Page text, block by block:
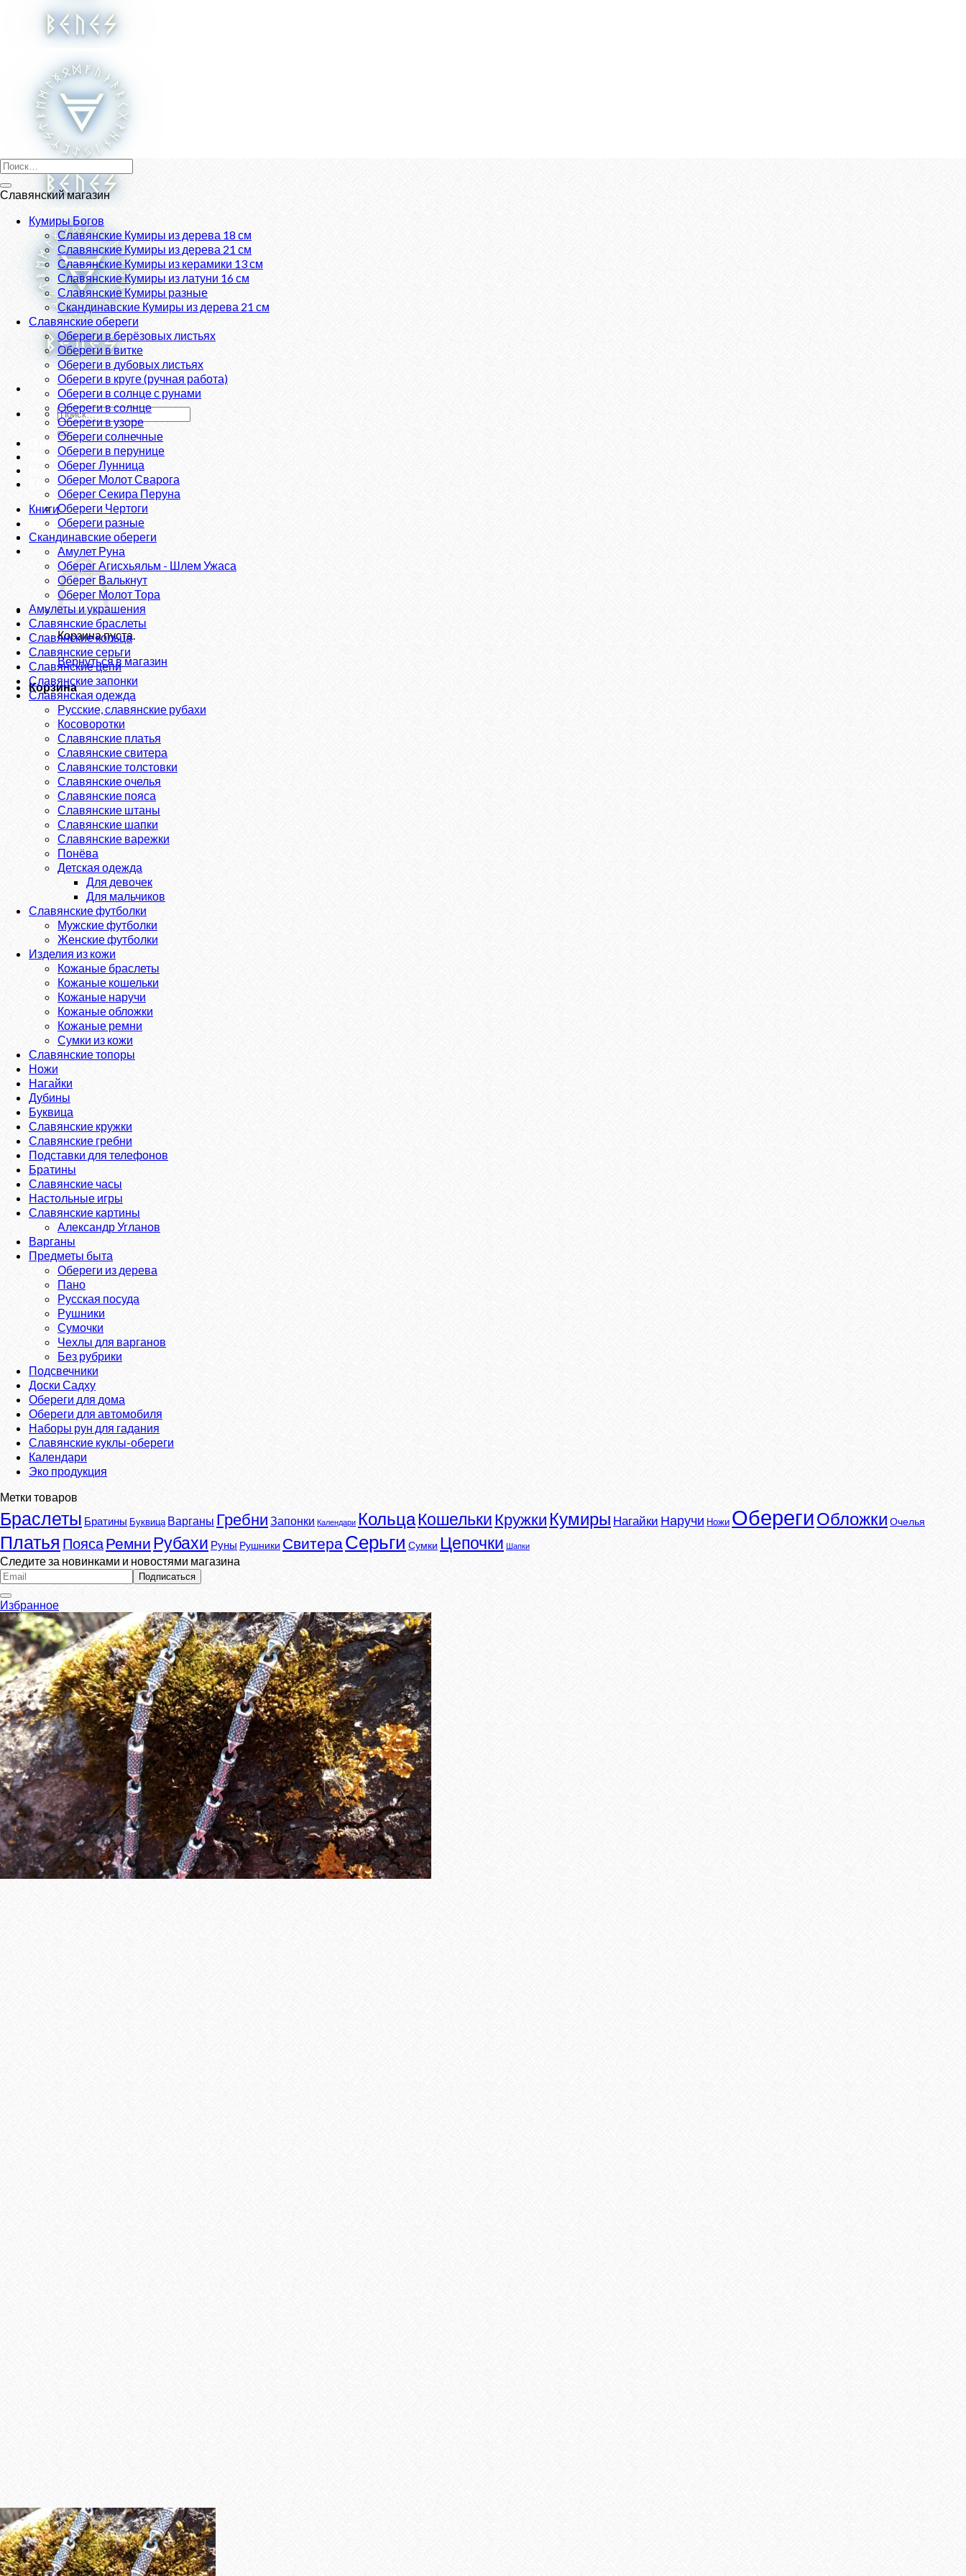
Искать:
О нас
Магазин
Новости
Контакты
Книги
Вход
Корзина пуста.
Вернуться в магазин
Корзина
Искать:
Славянский магазин
Кумиры Богов
Славянские Кумиры из дерева 18 см
Славянские Кумиры из дерева 21 см
Славянские Кумиры из керамики 13 см
Славянские Кумиры из латуни 16 см
Славянские Кумиры разные
Скандинавские Кумиры из дерева 21 см
Славянские обереги
Обереги в берёзовых листьях
Обереги в витке
Обереги в дубовых листьях
Обереги в круге (ручная работа)
Обереги в солнце с рунами
Обереги в солнце
Обереги в узоре
Обереги солнечные
Обереги в перунице
Оберег Лунница
Оберег Молот Сварога
Оберег Секира Перуна
Обереги Чертоги
Обереги разные
Скандинавские обереги
Амулет Руна
Оберег Агисхьяльм - Шлем Ужаса
Оберег Валькнут
Оберег Молот Тора
Амулеты и украшения
Славянские браслеты
Славянские кольца
Славянские серьги
Славянские цепи
Славянские запонки
Славянская одежда
Русские, славянские рубахи
Косоворотки
Славянские платья
Славянские свитера
Славянские толстовки
Славянские очелья
Славянские пояса
Славянские штаны
Славянские шапки
Славянские варежки
Понёва
Детская одежда
Для девочек
Для мальчиков
Славянские футболки
Мужские футболки
Женские футболки
Изделия из кожи
Кожаные браслеты
Кожаные кошельки
Кожаные наручи
Кожаные обложки
Кожаные ремни
Сумки из кожи
Славянские топоры
Ножи
Нагайки
Дубины
Буквица
Славянские кружки
Славянские гребни
Подставки для телефонов
Братины
Славянские часы
Настольные игры
Славянские картины
Александр Угланов
Варганы
Предметы быта
Обереги из дерева
Пано
Русская посуда
Рушники
Сумочки
Чехлы для варганов
Без рубрики
Подсвечники
Доски Садху
Обереги для дома
Обереги для автомобиля
Наборы рун для гадания
Славянские куклы-обереги
Календари
Эко продукция
Метки товаров
Браслеты Братины Буквица Варганы Гребни Запонки Календари КольцаКошелькиКружки Кумиры Нагайки Наручи Ножи ОберегиОбложки Очелья
Платья ПоясаРемни Рубахи Руны Рушники СвитераСерьги Сумки Цепочки Шапки
Следите за новинками и новостями магазина
Избранное